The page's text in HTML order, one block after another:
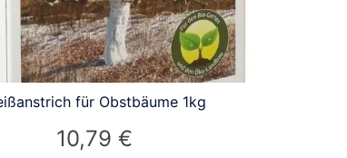
für Obstbäume 1kg
10,79 €